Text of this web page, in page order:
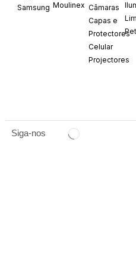
Samsung Moulinex Câmaras
Capas e
Protectores
Celular
Projectores
Siga-nos